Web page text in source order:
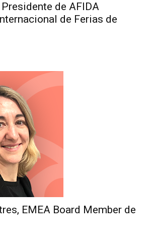
de AFIDA
de Ferias de
EMEA Board Member de